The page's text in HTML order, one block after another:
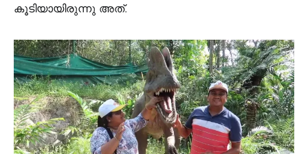
കൂടിയായിരുന്നു അത്.